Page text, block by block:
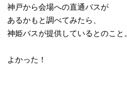
神戸から会場への直通バスが
あるかもと調べてみたら、
神姫バスが提供しているとのこと。
よかった！